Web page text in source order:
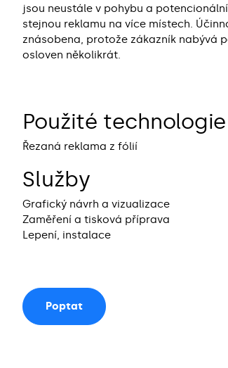
jsou neustále v pohybu a
stejnou reklamu na více místech.
znásobena, protože zákazník nabývá
osloven několikrát.
Použité technologie
Řezaná reklama z fólií
Služby
Grafický návrh a vizualizace
Zaměření a tisková příprava
Lepení, instalace
Poptat